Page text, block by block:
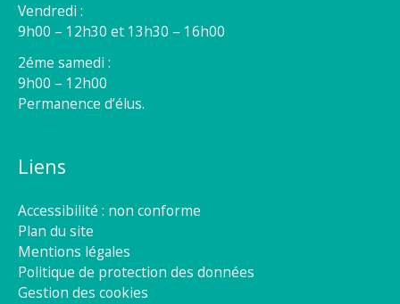
Vendredi :
9h00 – 12h30 et 13h30 – 16h00
2éme samedi :
9h00 – 12h00
Permanence d’élus.
Liens
Accessibilité : non conforme
Plan du site
Mentions légales
Politique de protection des données
Gestion des cookies